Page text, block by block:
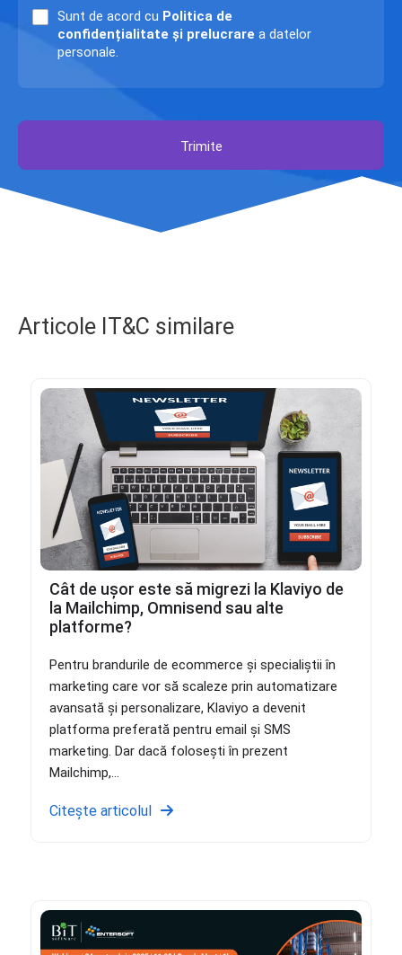
Sunt de acord cu Politica de
confidențialitate și prelucrare a datelor
personale.
Trimite
Articole IT&C similare
Cât de ușor este să migrezi la Klaviyo de
la Mailchimp, Omnisend sau alte
platforme?
Pentru brandurile de ecommerce și specialiștii în
marketing care vor să scaleze prin automatizare
avansată și personalizare, Klaviyo a devenit
platforma preferată pentru email și SMS
marketing. Dar dacă folosești în prezent
Mailchimp,...
Citește articolul